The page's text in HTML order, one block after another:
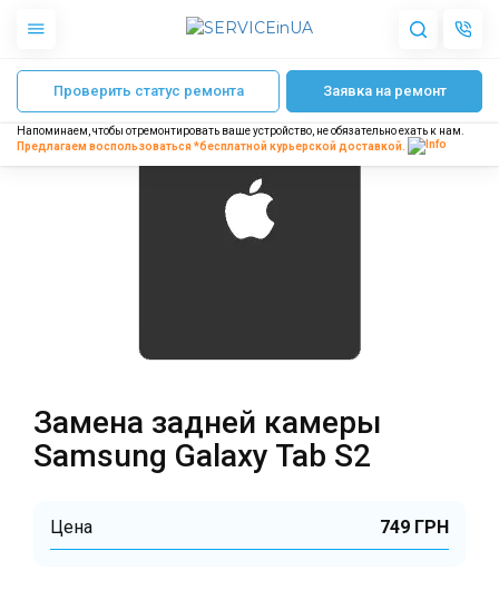
Apple
Гаджеты
Акустика
Партнерам
Интернет-магазин
Проверить статус ремонта Заявка на ремонт
Напоминаем, чтобы отремонтировать ваше устройство, не обязательно ехать к нам.
Предлагаем воспользоваться *бесплатнойкурьерской доставкой.
Главная Ремонт планшетов Samsung Ремонт
Замена задней камеры
Samsung Galaxy Tab S2
Цена 749 ГРН